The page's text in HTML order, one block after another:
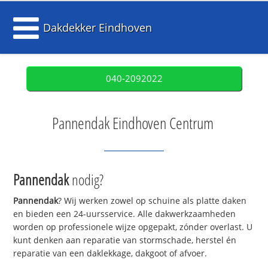
Dakdekker Eindhoven
040-2092022
Pannendak Eindhoven Centrum
Pannendaknodig?
Pannendak? Wij werken zowel op schuine als platte daken
en bieden een 24-uursservice. Alle dakwerkzaamheden
worden op professionele wijze opgepakt, zónder overlast. U
kunt denken aan reparatie van stormschade, herstel én
reparatie van een daklekkage, dakgoot of afvoer.